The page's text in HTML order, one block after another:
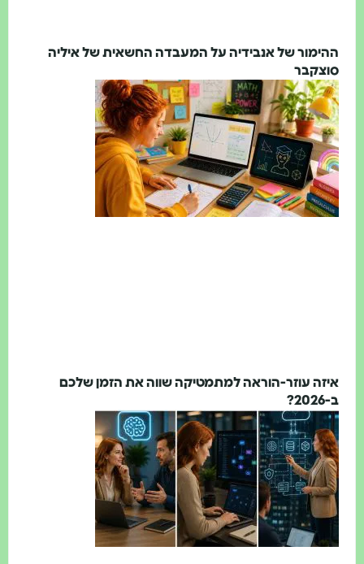
של אנבידיה על המעבדה החשאית של איליה
עוזר-הוראה למתמטיקה שווה את הזמן שלכם